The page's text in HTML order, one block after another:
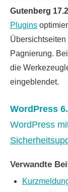
Gutenberg
Plugins
Übersichtseiten
Pagnierung.
die
eingeblendet.
WordPress
WordPress
Verwandte